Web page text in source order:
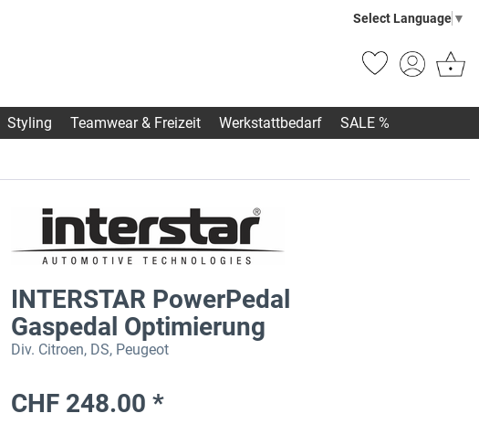
Select Language ▼
Styling Teamwear & Freizeit Werkstattbedarf SALE %
INTERSTAR PowerPedal
Gaspedal Optimierung
Div. Citroen, DS, Peugeot
CHF 248.00 *